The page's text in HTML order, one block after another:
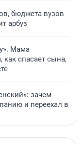
бюджета вузов
арбуз
Мама
спасает сына,
зачем
и переехал в